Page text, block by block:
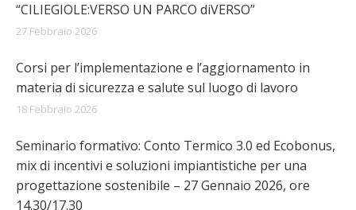
“CILIEGIOLE:VERSO UN PARCO diVERSO”
27 Febbraio 2026
Corsi per l’implementazione e l’aggiornamento in
materia di sicurezza e salute sul luogo di lavoro
18 Febbraio 2026
Seminario formativo: Conto Termico 3.0 ed Ecobonus,
mix di incentivi e soluzioni impiantistiche per una
progettazione sostenibile – 27 Gennaio 2026, ore
14.30/17.30